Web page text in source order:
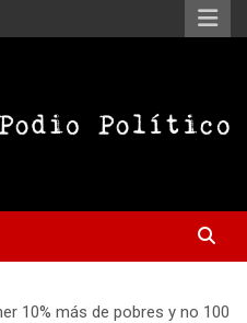
– © Argentina
10% más de pobres y no 100